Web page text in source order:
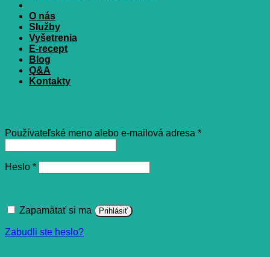
O nás
Služby
Vyšetrenia
E-recept
Blog
Q&A
Kontakty
Používateľské meno alebo e-mailová adresa *Povinné
Heslo *Povinné
Zapamätať si ma Prihlásiť
Zabudli ste heslo?